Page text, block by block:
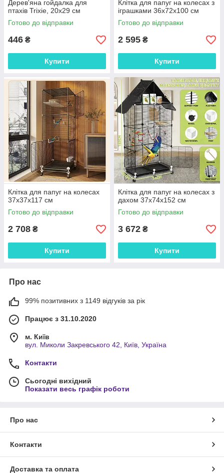
Дерев'яна гойдалка для
птахів Trixie, 20х29 см
Готово до відправки
446 ₴
Купити
Клітка для папуг на колесах з
іграшками 36х72х100 см
Готово до відправки
2 595 ₴
Купити
Клітка для папуг на колесах
37х37х117 см
Готово до відправки
2 708 ₴
Купити
Клітка для папуг на колесах з
дахом 37х74х152 см
Готово до відправки
3 672 ₴
Купити
Про нас
99% позитивних з 1149 відгуків за рік
Працює з 31.10.2020
м. Київ
вул. Миколи Закревського 42, Київ, Україна
Контакти
Сьогодні вихідний
Показати весь графік роботи
Про нас
Контакти
Доставка та оплата